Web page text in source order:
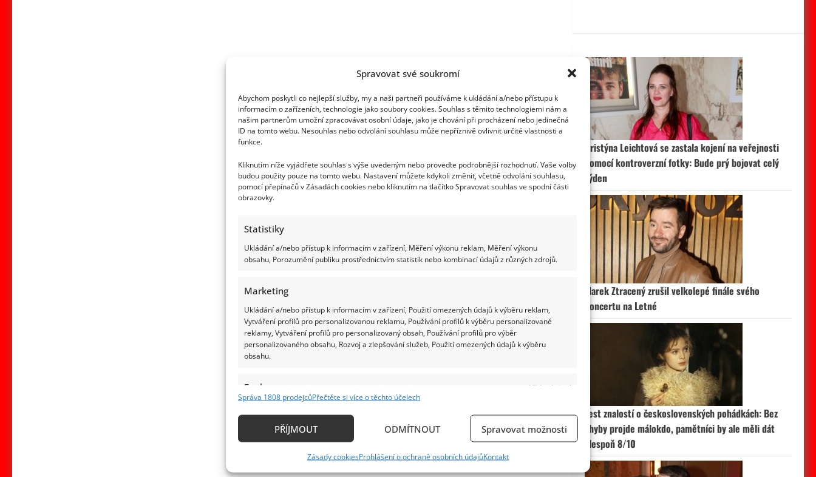
Spravovat své soukromí
Abychom poskytli co nejlepší služby, my a naši partneři používáme k ukládání a/nebo přístupu k
informacím o zařízeních, technologie jako soubory cookies. Souhlas s těmito technologiemi nám a
našim partnerům umožní zpracovávat osobní údaje, jako je chování při procházení nebo jedinečná
ID na tomto webu. Nesouhlas nebo odvolání souhlasu může nepříznivě ovlivnit určité vlastnosti a
funkce.
Kliknutím níže vyjádřete souhlas s výše uvedeným nebo proveďte podrobnější rozhodnutí. Vaše volby
budou použity pouze na tomto webu. Nastavení můžete kdykoli změnit, včetně odvolání souhlasu,
pomocí přepínačů v Zásadách cookies nebo kliknutím na tlačítko Spravovat souhlas ve spodní části
obrazovky.
Statistiky
Ukládání a/nebo přístup k informacím v zařízení, Měření výkonu reklam, Měření výkonu
obsahu, Porozumění publiku prostřednictvím statistik nebo kombinací údajů z různých zdrojů.
Marketing
Ukládání a/nebo přístup k informacím v zařízení, Použití omezených údajů k výběru reklam,
Vytváření profilů pro personalizovanou reklamu, Používání profilů k výběru personalizované
reklamy, Vytváření profilů pro personalizovaný obsah, Používání profilů pro výběr
personalizovaného obsahu, Rozvoj a zlepšování služeb, Použití omezených údajů k výběru
obsahu.
Funkce
Vždy aktivní
Identifikace zařízení na základě automaticky přenášených informací.
základě aktivně požadovaných informací.
Správa 1808 prodejcůPřečtěte si více o těchto účelech
PŘÍJMOUT ODMÍTNOUT Spravovat možnosti
Zásady cookiesProhlášení o ochraně osobních údajůKontakt
Kristýna Leichtová se zastala kojení na veřejnosti
pomocí kontroverzní fotky: Bude prý bojovat celý
týden
Marek Ztracený zrušil velkolepé finále svého
koncertu na Letné
Test znalostí o československých pohádkách: Bez
chyby projde málokdo, pamětníci by ale měli dát
alespoň 8/10